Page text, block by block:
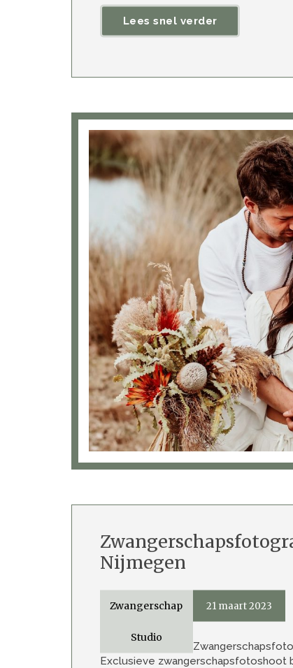
Lees snel verder
Nijmegen
21 maart 2023
Zwangerschap
Studio
Exclusieve zwangerschapsfotoshoot